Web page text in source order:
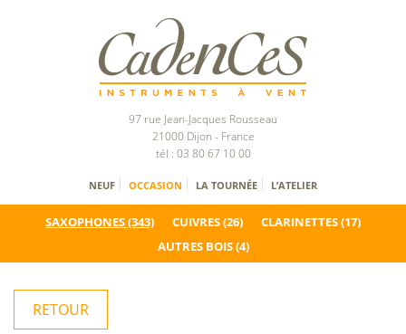
97 rue Jean-Jacques Rousseau
21000 Dijon - France
tél : 03 80 67 10 00
NEUF OCCASION LA TOURNÉE L’ATELIER
SAXOPHONES(343) CUIVRES(26) CLARINETTES(17)
AUTRES BOIS(4)
RETOUR